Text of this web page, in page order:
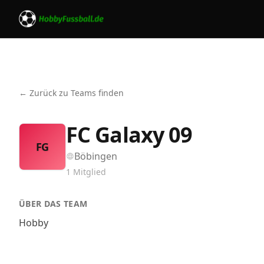
← Zurück zu Teams finden
FG FC Galaxy 09
Böbingen
1 Mitglied
ÜBER DAS TEAM
Hobby